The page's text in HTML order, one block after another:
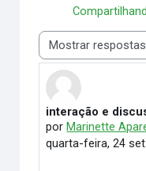
Modo de
interação e
por Marinette
quarta-feira, 24
Número de